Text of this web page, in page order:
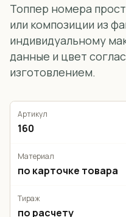
Топпер номера
или композиции из
индивидуальному
данные и цвет
изготовлением.
Артикул
160
Материал
по карточке товара
Тираж
по расчету